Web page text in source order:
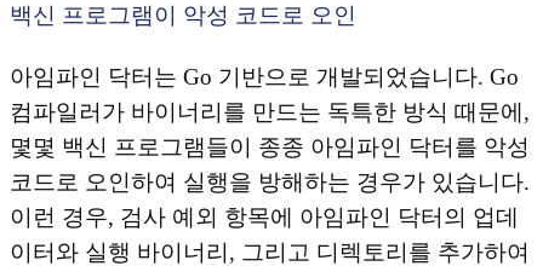
백신 프로그램이 악성 코드로 오인
아임파인 닥터는 Go 기반으로 개발되었습니다. Go
컴파일러가 바이너리를 만드는 독특한 방식 때문에,
몇몇 백신 프로그램들이 종종 아임파인 닥터를 악성
코드로 오인하여 실행을 방해하는 경우가 있습니다.
이런 경우, 검사 예외 항목에 아임파인 닥터의 업데
이터와 실행 바이너리, 그리고 디렉토리를 추가하여